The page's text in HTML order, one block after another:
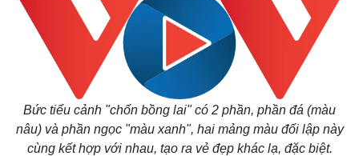
Bức tiểu cảnh "chốn bồng lai" có 2 phần, phần đá (màu
nâu) và phần ngọc "màu xanh", hai mảng màu đối lập này
cùng kết hợp với nhau, tạo ra vẻ đẹp khác lạ, đặc biệt.